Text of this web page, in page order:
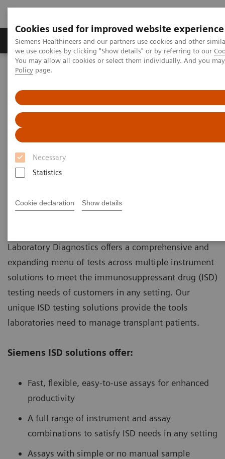
Cookies used for improved website experience
Siemens Healthineers and our partners use cookies and other
we use cookies by clicking "Show details" or by referring to our
You may allow all cookies or select them individually. And you
Policy page.
Necessary
Statistics
Cookie declaration Show details
Productos y servicios Especialidades Clínicas
Siemens Healthineers Latinoamérica
Ensayos por Enfermedades y Afecciones
Organ Transplantation - ISDs
Overview of Siemens' ISD solutions
Overview of Siemens' ISD
solutions
Laboratory Diagnostics offers a comprehensive and
expanding menu of tests across multiple instrument
solutions to meet the immunosuppressant drug (ISD)
testing needs of customers in any setting. Our
unique ISD testing solutions provide the tools
laboratories need to manage transplant patients.
Siemens ISD solutions offer:
Fast, flexible, easy-to-use assays for enhanced
productivity
A full range of instrument and assay
combinations to satisfy ISD needs in any setting
Assays with simple or no manual sample